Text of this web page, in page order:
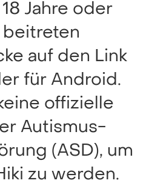
Jahre oder
beitreten
auf den Link
für Android.
offizielle
Autismus-
(ASD), um
zu werden.